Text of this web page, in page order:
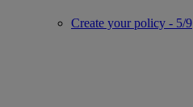
Create your policy - 5/9